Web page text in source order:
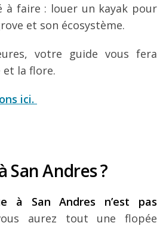
à faire : louer un kayak pour
et son écosystème.
votre guide vous fera
et la flore.
ici.
San Andres ?
à San Andres n’est pas
aurez tout une flopée